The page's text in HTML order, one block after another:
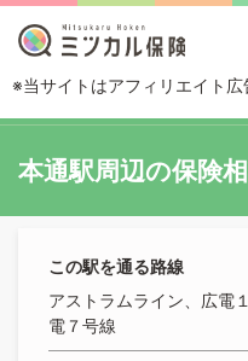
※当サイトはアフィリエイト広
本通駅周辺の保険
この駅を通る路線
アストラムライン、広電
電７号線